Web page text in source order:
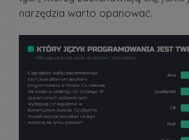
narzędzia warto opanować.